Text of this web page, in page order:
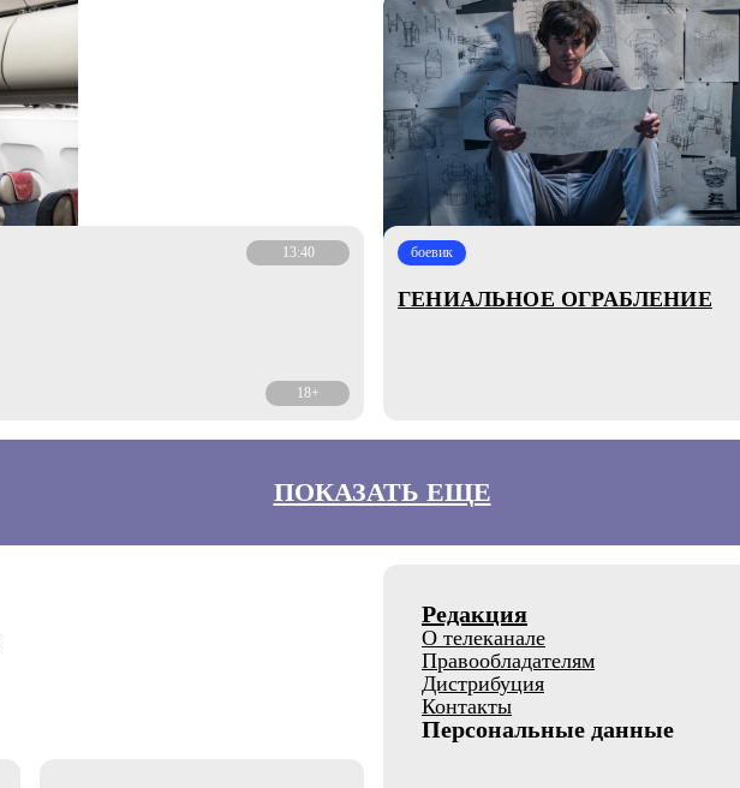
13:40
18+
боевик
ГЕНИАЛЬНОЕ ОГРАБЛЕНИЕ
ПОКАЗАТЬ ЕЩЕ
Редакция
О телеканале
Правообладателям
Дистрибуция
Контакты
Персональные данные